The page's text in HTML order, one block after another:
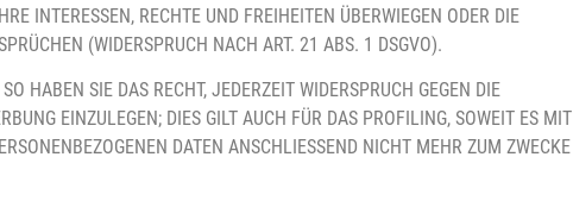
INTERESSEN, RECHTE UND FREIHEITEN ÜBERWIEGEN ODER DIE
(WIDERSPRUCH NACH ART. 21 ABS. 1 DSGVO).
HABEN SIE DAS RECHT, JEDERZEIT WIDERSPRUCH GEGEN DIE
EINZULEGEN; DIES GILT AUCH FÜR DAS PROFILING, SOWEIT ES MIT
DATEN ANSCHLIESSEND NICHT MEHR ZUM ZWECKE